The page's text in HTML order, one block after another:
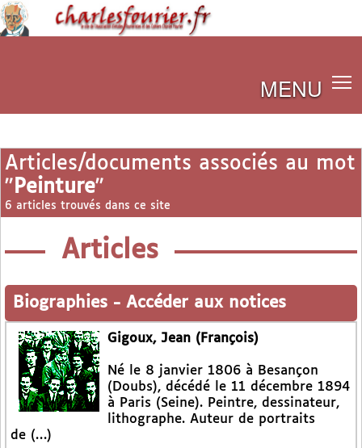
MENU
Articles/documents associés au mot
" Peinture"
6 articles trouvés dans ce site
Articles
Biographies - Accéder aux notices
Gigoux, Jean (François)
Né le 8 janvier 1806 à Besançon
(Doubs), décédé le 11 décembre 1894
à Paris (Seine). Peintre, dessinateur,
lithographe. Auteur de portraits
de (…)